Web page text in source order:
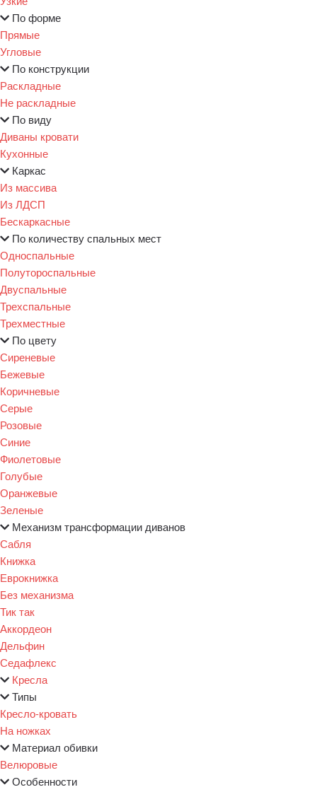
По форме
Прямые
Угловые
По конструкции
Раскладные
Не раскладные
По виду
Диваны кровати
Кухонные
Каркас
Из массива
Из ЛДСП
Бескаркасные
По количеству спальных мест
Односпальные
Полутороспальные
Двуспальные
Трехспальные
Трехместные
По цвету
Сиреневые
Бежевые
Коричневые
Серые
Розовые
Синие
Фиолетовые
Голубые
Оранжевые
Зеленые
Механизм трансформации диванов
Сабля
Книжка
Еврокнижка
Без механизма
Тик так
Аккордеон
Дельфин
Седафлекс
Кресла
Типы
Кресло-кровать
На ножках
Материал обивки
Велюровые
Особенности